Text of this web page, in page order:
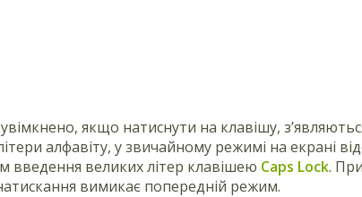
якщо натиснути на клавішу,
алфавіту, у звичайному режимі на екрані
великих літер клавішею Caps Lock.
вимикає попередній режим.